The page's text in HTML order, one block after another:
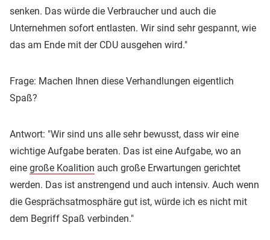
senken. Das würde die Verbraucher und auch die
Unternehmen sofort entlasten. Wir sind sehr gespannt, wie
das am Ende mit der CDU ausgehen wird."
Frage: Machen Ihnen diese Verhandlungen eigentlich
Spaß?
Antwort: "Wir sind uns alle sehr bewusst, dass wir eine
wichtige Aufgabe beraten. Das ist eine Aufgabe, wo an
eine große Koalition auch große Erwartungen gerichtet
werden. Das ist anstrengend und auch intensiv. Auch wenn
die Gesprächsatmosphäre gut ist, würde ich es nicht mit
dem Begriff Spaß verbinden."